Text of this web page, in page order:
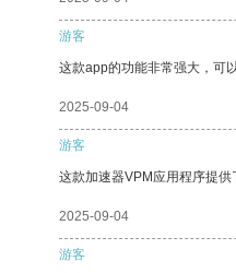
游客
这款app的功能非常强大，可
2025-09-04
游客
这款加速器VPM应用程序提供
2025-09-04
游客